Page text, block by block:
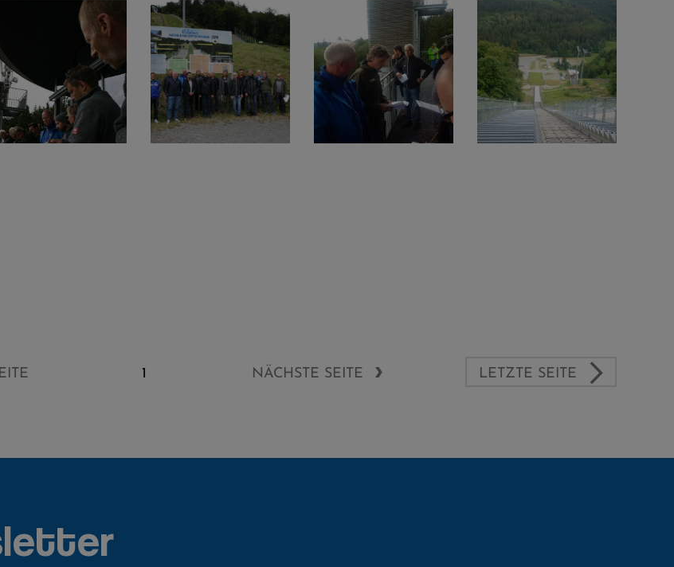
1 NÄCHSTE SEITE LETZTE SEITE